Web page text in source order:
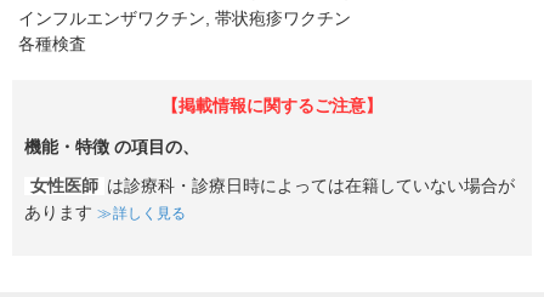
インフルエンザワクチン 帯状疱疹ワクチン
各種検査
【掲載情報に関するご注意】
機能・特徴 の項目の、
女性医師 は診療科・診療日時によっては在籍していない場合が
あります
詳しく見る